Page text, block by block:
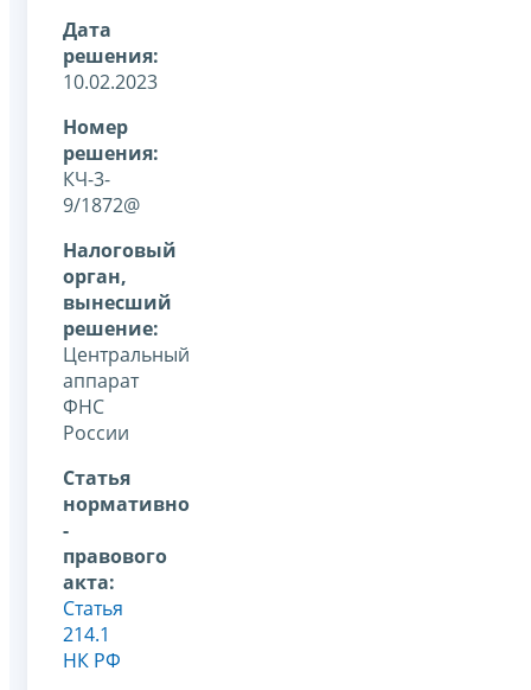
Дата
решения:
10.02.2023
Номер
решения:
КЧ-3-
9/1872@
Налоговый
орган,
вынесший
решение:
Центральный
аппарат
ФНС
России
Статья
нормативно
-
правового
акта:
Статья
214.1
НК РФ